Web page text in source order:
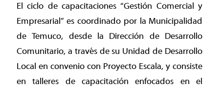
El ciclo de capacitaciones “Gestión Comercial y
Empresarial” es coordinado por la Municipalidad
de Temuco, desde la Dirección de Desarrollo
Comunitario, a través de su Unidad de Desarrollo
Local en convenio con Proyecto Escala, y consiste
en talleres de capacitación enfocados en el